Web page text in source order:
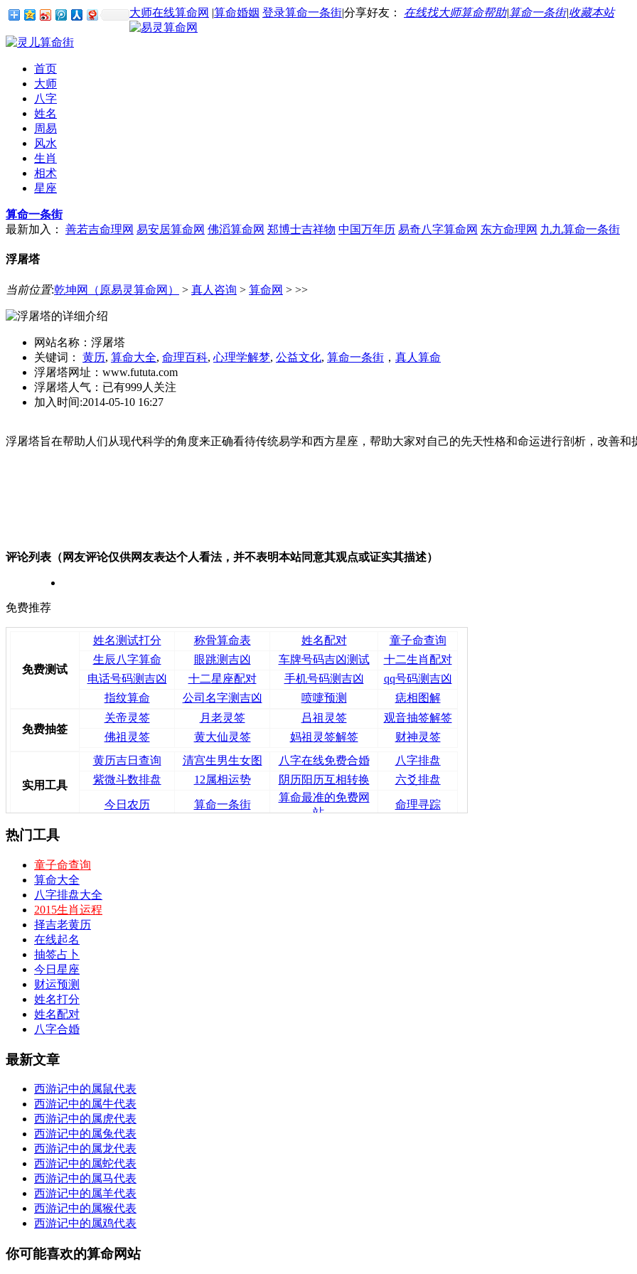
大师在线算命网 |算命婚姻 登录算命一条街|分享好友： 在线找大师算命帮助|算命一条街|收藏本站
首页
大师
八字
姓名
周易
风水
生肖
相术
星座
算命一条街
最新加入：
善若吉命理网 易安居算命网 佛滔算命网 郑博士吉祥物 中国万年历 易奇八字算命网 东方命理网 九九算命一条街
浮屠塔
当前位置:乾坤网（原易灵算命网） > 真人咨询 > 算命网 > >>
网站名称： 浮屠塔
关键词：
黄历, 算命大全, 命理百科, 心理学解梦, 公益文化, 算命一条街 ， 真人算命
浮屠塔网址： www.fututa.com
浮屠塔人气： 已有999人关注
加入时间:2014-05-10 16:27
浮屠塔旨在帮助人们从现代科学的角度来正确看待传统易学和西方星座，帮助大家对自己的先天性格和命运进行剖析，改善和
评论列表（网友评论仅供网友表达个人看法，并不表明本站同意其观点或证实其描述）
免费推荐
免费测试
姓名测试打分 称骨算命表 姓名配对
童子命查询
生辰八字算命
眼跳测吉凶 车牌号码吉凶测试
十二生肖配对
电话号码测吉凶
十二星座配对 手机号码测吉凶
qq号码测吉凶
指纹算命
公司名字测吉凶 喷嚏预测 痣相图解
免费抽签
关帝灵签 月老灵签 吕祖灵签
观音抽签解签
佛祖灵签
黄大仙灵签 妈祖灵签解签 财神灵签
实用工具
黄历吉日查询 清宫生男生女图 八字在线免费合婚
八字排盘
紫微斗数排盘
12属相运势 阴历阳历互相转换 六爻排盘
今日农历 算命一条街
算命最准的免费网
站
命理寻踪
热门工具
童子命查询
算命大全
八字排盘大全
2015生肖运程
择吉老黄历
在线起名
抽签占卜
今日星座
财运预测
姓名打分
姓名配对
八字合婚
最新文章
西游记中的属鼠代表
西游记中的属牛代表
西游记中的属虎代表
西游记中的属兔代表
西游记中的属龙代表
西游记中的属蛇代表
西游记中的属马代表
西游记中的属羊代表
西游记中的属猴代表
西游记中的属鸡代表
你可能喜欢的算命网站